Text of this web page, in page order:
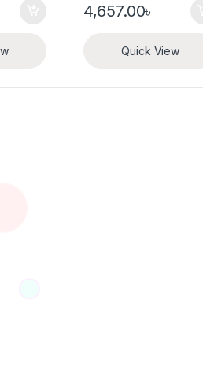
4,657.00৳
Quick View